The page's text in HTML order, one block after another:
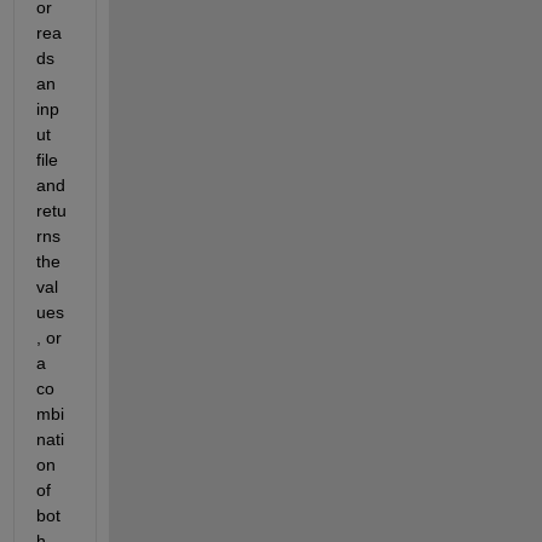
or
rea
ds
an
inp
ut
file
and
retu
rns
the
val
ues
, or
a
co
mbi
nati
on
of
bot